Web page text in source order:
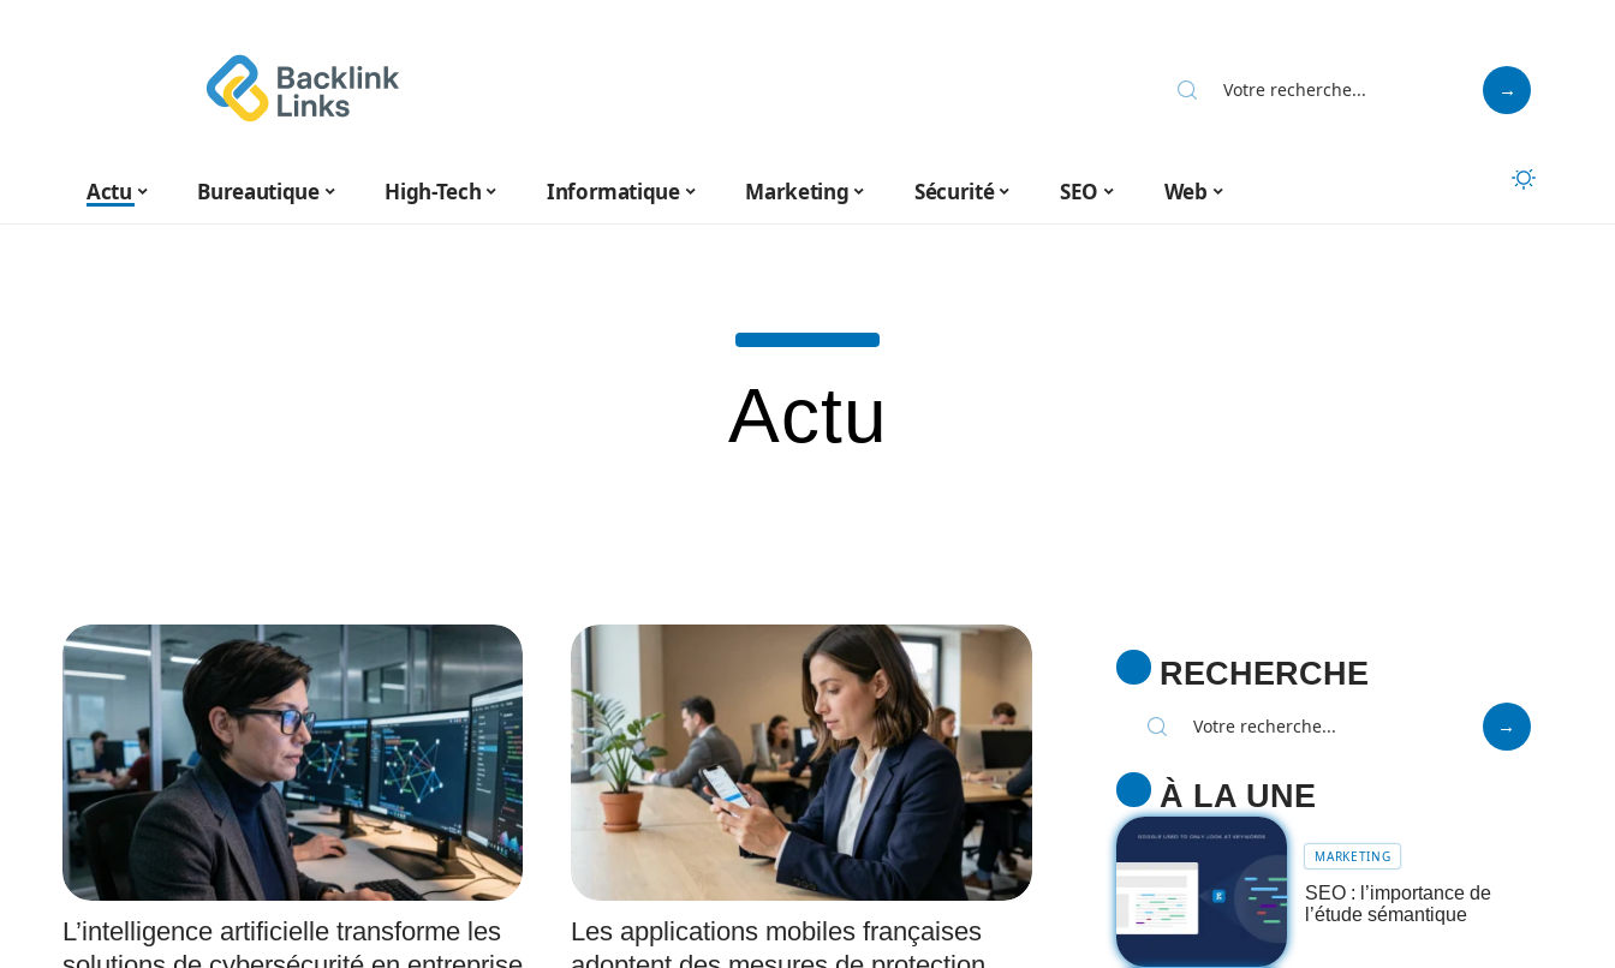
Actu Bureautique High-Tech Informatique Marketing Sécurité SEO Web
Actu
L’intelligence artificielle transforme les
Les applications mobiles françaises
RECHERCHE
À LA UNE
MARKETING
SEO : l’importance de
l’étude sémantique